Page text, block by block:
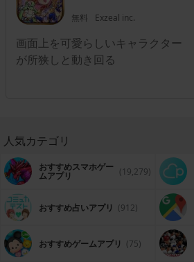
無料 Exzeal inc.
画面上を可愛らしいキャラクター
が所狭しと動き回る
人気カテゴリ
おすすめスマホゲー
ムアプリ (19,279)
おすすめ占いアプリ (912)
おすすめゲームアプリ (75)